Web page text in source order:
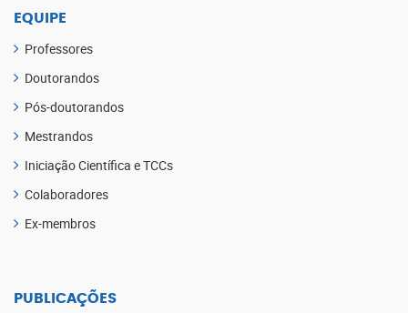
EQUIPE
Professores
Doutorandos
Pós-doutorandos
Mestrandos
Iniciação Científica e TCCs
Colaboradores
Ex-membros
PUBLICAÇÕES